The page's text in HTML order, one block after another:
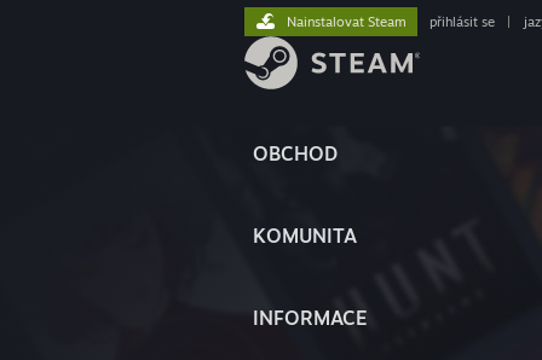
OBCHOD
KOMUNITA
INFORMACE
Nainstalovat Steam přihlásit se